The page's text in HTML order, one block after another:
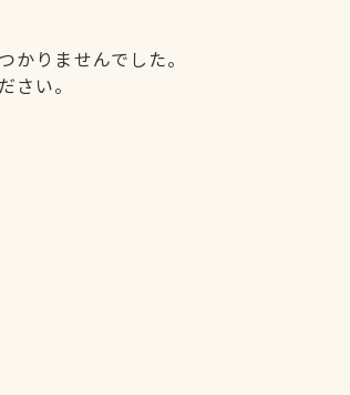
りませんでした。
さい。